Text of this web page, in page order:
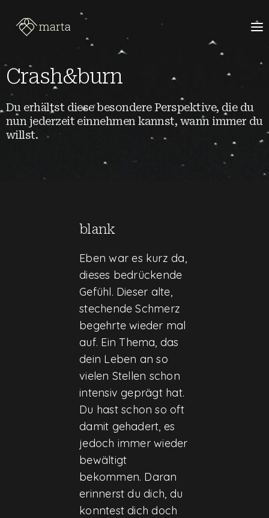
blank
Eben war es kurz da,
dieses bedrückende
Gefühl. Dieser alte,
stechende Schmerz
begehrte wieder mal
auf. Ein Thema, das
dein Leben an so
vielen Stellen schon
intensiv geprägt hat.
Du hast schon so oft
damit gehadert, es
jedoch immer wieder
bewältigt
bekommen. Daran
erinnerst du dich, du
konntest dich doch
Crash&burn
Du erhältst diese besondere Perspektive, die du
nun jederzeit einnehmen kannst, wann immer du
willst.